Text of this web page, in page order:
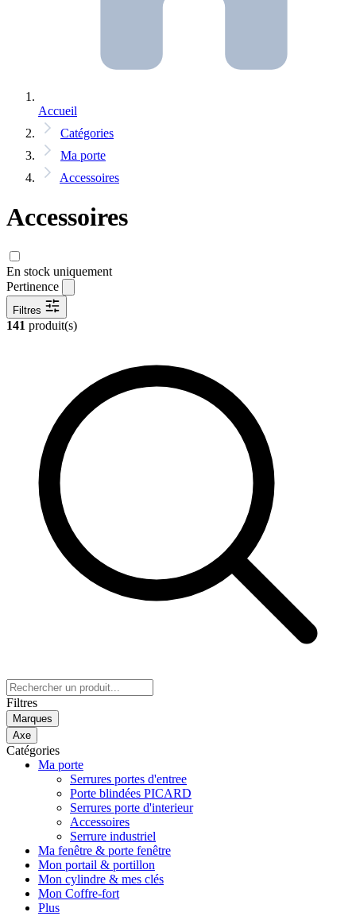
Accueil
Catégories
Ma porte
Accessoires
Accessoires
En stock uniquement
Pertinence
Filtres
141 produit(s)
Filtres
Marques
Axe
Catégories
Ma porte
Serrures portes d'entree
Porte blindées PICARD
Serrures porte d'interieur
Accessoires
Serrure industriel
Ma fenêtre & porte fenêtre
Mon portail & portillon
Mon cylindre & mes clés
Mon Coffre-fort
Plus